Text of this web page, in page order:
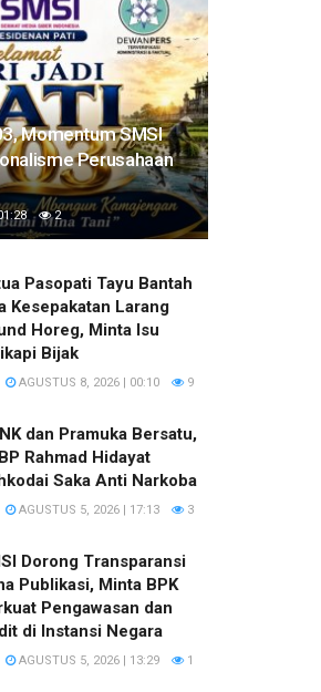
Momentum SMSI
Perusahaan
2
Pasopati Tayu Bantah
Kesepakatan Larang
Horeg, Minta Isu
Bijak
AGUSTUS 8, 2026 | 00:10 9
dan Pramuka Bersatu,
Rahmad Hidayat
Saka Anti Narkoba
AGUSTUS 5, 2026 | 17:13 3
Dorong Transparansi
Publikasi, Minta BPK
Pengawasan dan
di Instansi Negara
AGUSTUS 5, 2026 | 13:29 1